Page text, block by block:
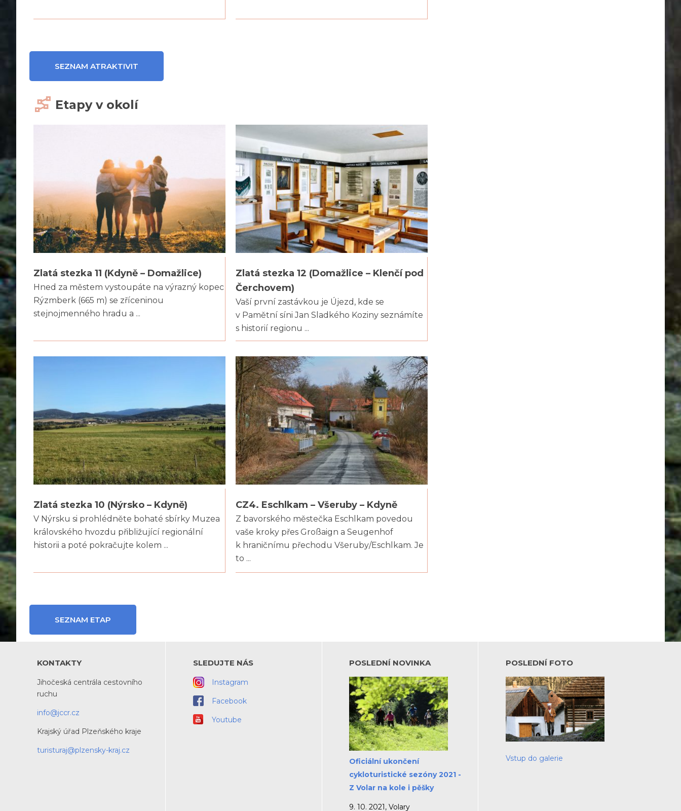
SEZNAM ATRAKTIVIT
Etapy v okolí
Zlatá stezka 11 (Kdyně – Domažlice)
Hned za městem vystoupáte na výrazný kopec
Rýzmberk (665 m) se zříceninou
stejnojmenného hradu a ...
Zlatá stezka 12 (Domažlice – Klenčí pod
Čerchovem)
Vaší první zastávkou je Újezd, kde se
v Pamětní síni Jan Sladkého Koziny seznámíte
s historií regionu ...
Zlatá stezka 10 (Nýrsko – Kdyně)
V Nýrsku si prohlédněte bohaté sbírky Muzea
královského hvozdu přibližující regionální
historii a poté pokračujte kolem ...
CZ4. Eschlkam – Všeruby – Kdyně
Z bavorského městečka Eschlkam povedou
vaše kroky přes Großaign a Seugenhof
k hraničnímu přechodu Všeruby/Eschlkam. Je
to ...
SEZNAM ETAP
KONTAKTY
Jihočeská centrála cestovního
ruchu
info@jccr.cz
Krajský úřad Plzeňského kraje
turisturaj@plzensky-kraj.cz
SLEDUJTE NÁS
Instagram
Facebook
Youtube
POSLEDNÍ NOVINKA
Oficiální ukončení
cykloturistické sezóny 2021 -
Z Volar na kole i pěšky
9. 10. 2021, Volary
POSLEDNÍ FOTO
Vstup do galerie